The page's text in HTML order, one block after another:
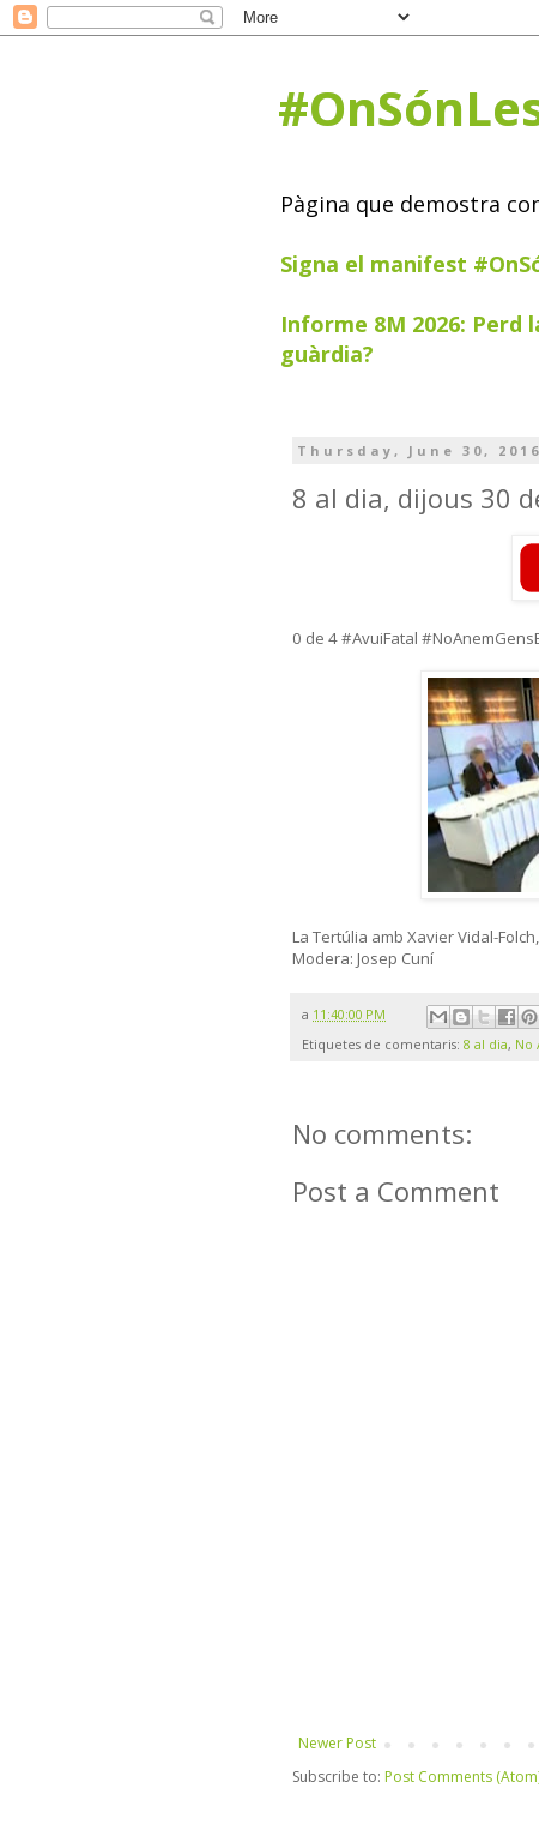
Pàgina que demostra
Signa el manifest
Informe 8M 2026: Perd
guàrdia?
Thursday, June 30, 2016
8 al dia, dijous 30
0 de 4 #AvuiFatal
La Tertúlia amb Xavier Vidal-
Modera: Josep Cuní
a 11:40:00 PM
Etiquetes de comentaris: 8 al dia, No
No comments:
Post a Comment
Newer Post
Subscribe to: Post Comments